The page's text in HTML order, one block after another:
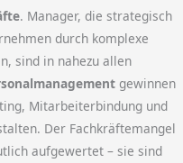
. Manager, die strategisch
durch komplexe
sind in nahezu allen
gewinnen
Mitarbeiterbindung und
Der Fachkräftemangel
aufgewertet – sie sind